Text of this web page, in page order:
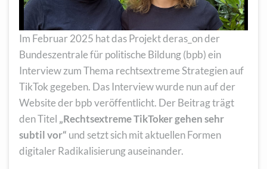
Im Februar 2025 hat das Projekt deras_on der
Bundeszentrale für politische Bildung (bpb) ein
Interview zum Thema rechtsextreme Strategien auf
TikTok gegeben. Das Interview wurde nun auf der
Website der bpb veröffentlicht. Der Beitrag trägt
den Titel „Rechtsextreme TikToker gehen sehr
subtil vor“ und setzt sich mit aktuellen Formen
digitaler Radikalisierung auseinander.